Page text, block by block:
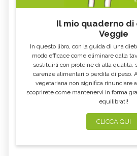
MASSAGGIO BIO EMOZIONALE:
OPALE: TUTTE LE PROPRIETÀ E
MASSAGGIO PSICOSOMATICO:
TECNICA, BENEFICI E
MASSAGGIO TERAPEUTICO: TECNICA,
CRISOPRASIO: TUTTE LE PROPRIETÀ E
Il mio quaderno di
Veggie
In questo libro, con la guida di una
modo efficace come eliminare dalla
sostituirli con proteine di alta qualità,
carenze alimentari o perdita di peso.
vegetariana non significa rinunciare
scoprirete come mantenervi in forma
equilibrati!
CLICCA QUI